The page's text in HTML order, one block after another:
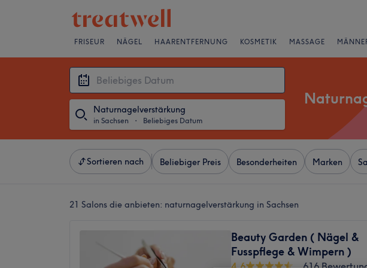
FRISEUR NÄGEL HAARENTFERNUNG KOSMETIK MASSAGE
Naturnagelverstärkung
in Sachsen ・ Beliebiges Datum
Sortieren nach Beliebiger Preis Besonderheiten Marken
21 Salons die anbieten: naturnagelverstärkung in Sachsen
Beauty Garden ( Nägel &
Fusspflege & Wimpern )